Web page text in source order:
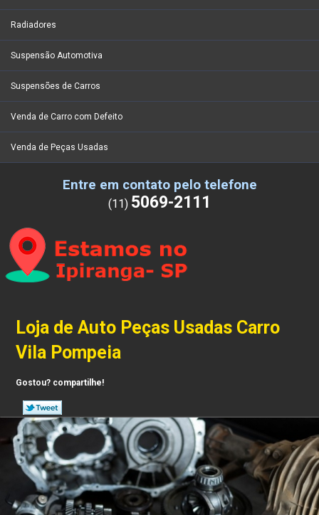
Radiadores
Suspensão Automotiva
Suspensões de Carros
Venda de Carro com Defeito
Venda de Peças Usadas
Entre em contato pelo telefone
(11) 5069-2111
Loja de Auto Peças Usadas Carro
Vila Pompeia
Gostou? compartilhe!